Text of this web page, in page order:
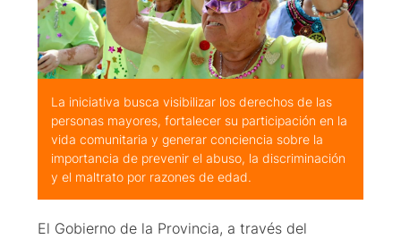
La iniciativa busca visibilizar los derechos de las
personas mayores, fortalecer su participación en la
vida comunitaria y generar conciencia sobre la
importancia de prevenir el abuso, la discriminación
y el maltrato por razones de edad.
El Gobierno de la Provincia, a través del